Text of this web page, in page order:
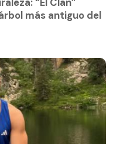
más antiguo del